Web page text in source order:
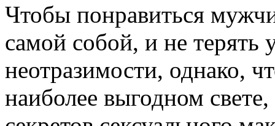
Чтобы понравиться
самой собой, и не терять
неотразимости, однако,
наиболее выгодном